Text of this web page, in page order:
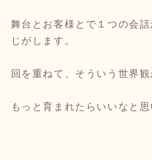
舞台とお客様とで１つの会
じがします。
回を重ねて、そういう世界観
もっと育まれたらいいなと